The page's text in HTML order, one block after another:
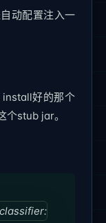
动配置注入一
好的那个
个stub jar。